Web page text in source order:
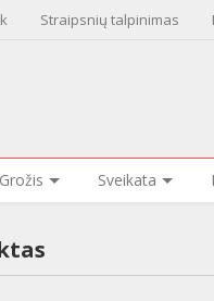
Straipsnių talpinimas
Grožis Sveikata